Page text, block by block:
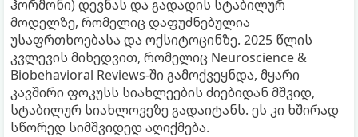
ჰორმონი) დევნას და გადადის სტაბილურ
მოდელზე, რომელიც დაფუძნებულია
უსაფრთხოებასა და ოქსიტოცინზე. 2025 წლის
კვლევის მიხედვით, რომელიც Neuroscience &
Biobehavioral Reviews-ში გამოქვეყნდა, მყარი
კავშირი ფოკუსს სიახლეების ძიებიდან მშვიდ,
სტაბილურ სიახლოვეზე გადაიტანს. ეს კი ხშირად
სწორედ სიმშვიდედ აღიქმება.